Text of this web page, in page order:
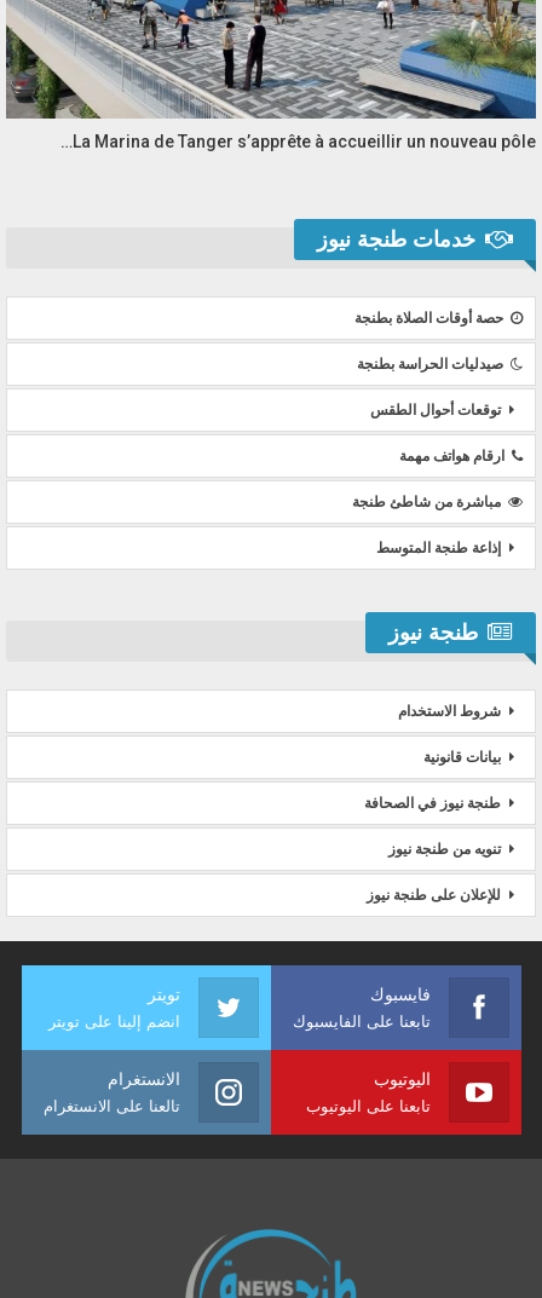
La Marina de Tanger s’apprête à accueillir un nouveau pôle…
خدمات طنجة نيوز
حصة أوقات الصلاة بطنجة
صيدليات الحراسة بطنجة
توقعات أحوال الطقس
ارقام هواتف مهمة
مباشرة من شاطئ طنجة
إذاعة طنجة المتوسط
طنجة نيوز
شروط الاستخدام
بيانات قانونية
طنجة نيوز في الصحافة
تنويه من طنجة نيوز
للإعلان على طنجة نيوز
فايسبوك
تابعنا على الفايسبوك
تويتر
انضم إلينا على تويتر
اليوتيوب
تابعنا على اليوتيوب
الانستغرام
تالعنا على الانستغرام